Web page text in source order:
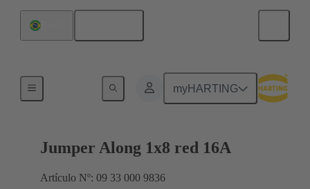
myHARTING
Puentes conectores Han® ES Press
Jumper Along 1x8 red 16A
Artículo Nº: 09 33 000 9836